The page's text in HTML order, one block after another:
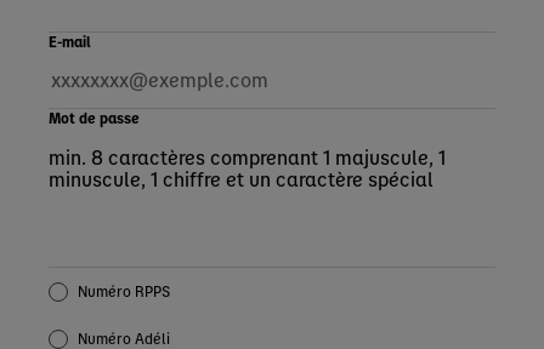
E-mail
Mot de passe
min. 8 caractères comprenant 1 majuscule, 1
minuscule, 1 chiffre et un caractère spécial
Numéro RPPS
Numéro Adéli